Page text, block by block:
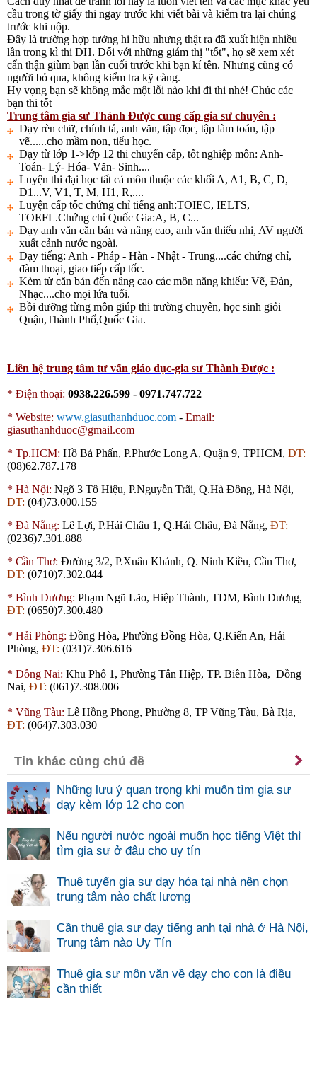
cầu trong tờ giấy thi ngay trước khi viết bài và kiểm tra lại chúng
trước khi nộp.
Đây là trường hợp tưởng hi hữu nhưng thật ra đã xuất hiện nhiều
lần trong kì thi ĐH. Đối với những giám thị "tốt", họ sẽ xem xét
cẩn thận giùm bạn lần cuối trước khi bạn kí tên. Nhưng cũng có
người bỏ qua, không kiểm tra kỹ càng.
Hy vọng bạn sẽ không mắc một lỗi nào khi đi thi nhé! Chúc các
bạn thi tốt
Trung tâm gia sư Thành Được cung cấp gia sư chuyên :
Dạy rèn chữ, chính tả, anh văn, tập đọc, tập làm toán, tập
vẽ......cho mầm non, tiểu học.
Dạy từ lớp 1->lớp 12 thi chuyển cấp, tốt nghiệp môn: Anh-
Toán- Lý- Hóa- Văn- Sinh....
Luyện thi đại học tất cả môn thuộc các khối A, A1, B, C, D,
D1...V, V1, T, M, H1, R,....
Luyện cấp tốc chứng chỉ tiếng anh:TOIEC, IELTS,
TOEFL.Chứng chỉ Quốc Gia:A, B, C...
Dạy anh văn căn bản và nâng cao, anh văn thiếu nhi, AV người
xuất cảnh nước ngoài.
Dạy tiếng: Anh - Pháp - Hàn - Nhật - Trung....các chứng chỉ,
đàm thoại, giao tiếp cấp tốc.
Kèm từ căn bản đến nâng cao các môn năng khiếu: Vẽ, Đàn,
Nhạc....cho mọi lứa tuổi.
Bồi dưỡng từng môn giúp thi trường chuyên, học sinh giỏi
Quận,Thành Phố,Quốc Gia.
Liên hệ trung tâm tư vấn giáo dục-gia sư Thành Được :
* Điện thoại: 0938.226.599 - 0971.747.722
* Website: www.giasuthanhduoc.com - Email:
giasuthanhduoc@gmail.com
* Tp.HCM: Hồ Bá Phấn, P.Phước Long A, Quận 9, TPHCM, ĐT:
(08)62.787.178
* Hà Nội: Ngõ 3 Tô Hiệu, P.Nguyễn Trãi, Q.Hà Đông, Hà Nội,
ĐT: (04)73.000.155
* Đà Nẵng: Lê Lợi, P.Hải Châu 1, Q.Hải Châu, Đà Nẵng, ĐT:
(0236)7.301.888
* Cần Thơ: Đường 3/2, P.Xuân Khánh, Q. Ninh Kiều, Cần Thơ,
ĐT: (0710)7.302.044
* Bình Dương: Phạm Ngũ Lão, Hiệp Thành, TDM, Bình Dương,
ĐT: (0650)7.300.480
* Hải Phòng: Đồng Hòa, Phường Đồng Hòa, Q.Kiến An, Hải
Phòng, ĐT: (031)7.306.616
* Đồng Nai: Khu Phố 1, Phường Tân Hiệp, TP. Biên Hòa, Đồng
Nai, ĐT: (061)7.308.006
* Vũng Tàu: Lê Hồng Phong, Phường 8, TP Vũng Tàu, Bà Rịa,
ĐT: (064)7.303.030
Tin khác cùng chủ đề
Những lưu ý quan trọng khi muốn tìm gia sư
dạy kèm lớp 12 cho con
Nếu người nước ngoài muốn học tiếng Việt thì
tìm gia sư ở đâu cho uy tín
Thuê tuyển gia sư dạy hóa tại nhà nên chọn
trung tâm nào chất lương
Cần thuê gia sư dạy tiếng anh tại nhà ở Hà Nội,
Trung tâm nào Uy Tín
Thuê gia sư môn văn về dạy cho con là điều
cần thiết